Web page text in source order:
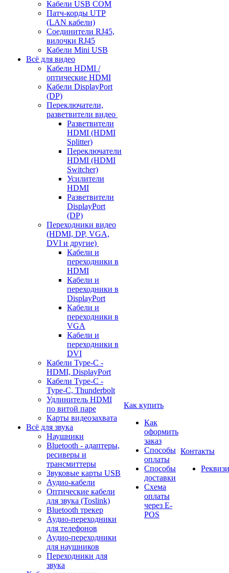
Кабели USB COM
Патч-корды UTP
(LAN кабели)
Соединители RJ45,
вилочки RJ45
Кабели Mini USB
Всё для видео
Кабели HDMI /
оптические HDMI
Кабели DisplayPort
(DP)
Переключатели,
разветвители видео
Разветвители
HDMI (HDMI
Splitter)
Переключатели
HDMI (HDMI
Switcher)
Усилители
HDMI
Разветвители
DisplayPort
(DP)
Переходники видео
(HDMI, DP, VGA,
DVI и другие)
Кабели и
переходники в
HDMI
Кабели и
переходники в
DisplayPort
Кабели и
переходники в
VGA
Кабели и
переходники в
DVI
Кабели Type-C -
HDMI, DisplayPort
Кабели Type-C -
Type-C, Thunderbolt
Удлинитель HDMI
по витой паре
Карты видеозахвата
Всё для звука
Наушники
Bluetooth - адаптеры,
ресиверы и
трансмиттеры
Звуковые карты USB
Аудио-кабели
Оптические кабели
для звука (Toslink)
Bluetooth трекер
Аудио-переходники
для телефонов
Аудио-переходники
для наушников
Переходники для
звука
Как купить
Как
оформить
заказ
Способы
оплаты
Способы
доставки
Схема
оплаты
через E-
POS
Контакты